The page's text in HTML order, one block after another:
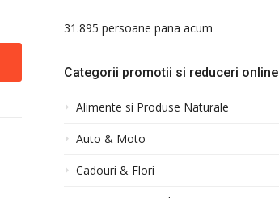
31.895 persoane pana acum
Categorii promotii si reduceri online
Alimente si Produse Naturale
Auto & Moto
Cadouri & Flori